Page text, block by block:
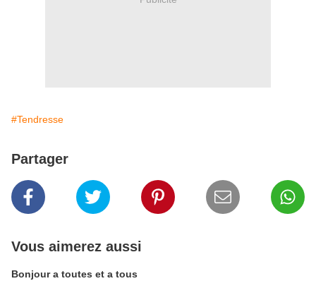
#Tendresse
Partager
Vous aimerez aussi
Bonjour a toutes et a tous